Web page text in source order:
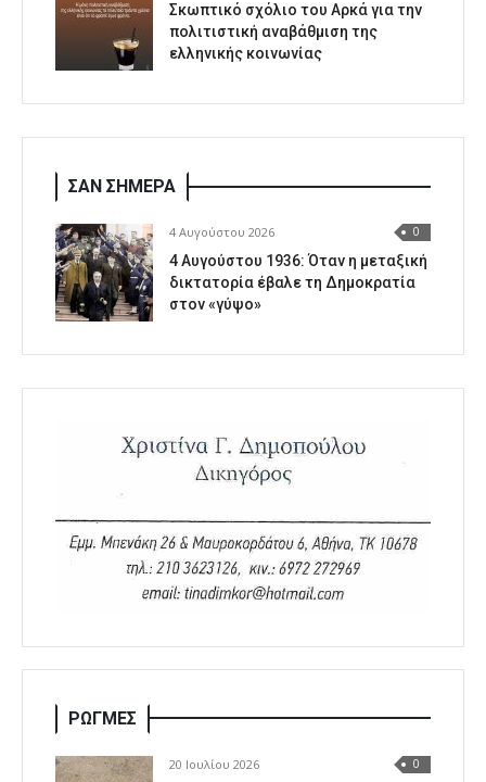
Σκωπτικό σχόλιο του Αρκά για την
πολιτιστική αναβάθμιση της
ελληνικής κοινωνίας
ΣΑΝ ΣΗΜΕΡΑ
4 Αυγούστου 2026 0
4 Αυγούστου 1936: Όταν η μεταξική
δικτατορία έβαλε τη Δημοκρατία
στον «γύψο»
ΡΩΓΜΕΣ
20 Ιουλίου 2026 0